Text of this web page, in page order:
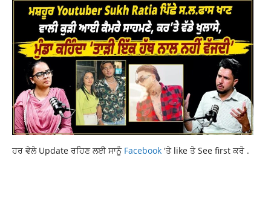
ਹਰ ਵੇਲੇ Update ਰਹਿਣ ਲਈ ਸਾਨੂੰ Facebook 'ਤੇ like ਤੇ See first ਕਰੋ .